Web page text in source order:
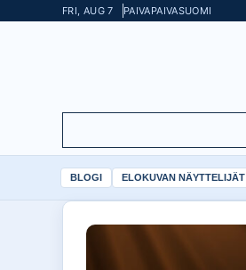
FRI, AUG 7 PAIVAPAIVASUOMI
BLOGI ELOKUVAN NÄYTTELIJÄT